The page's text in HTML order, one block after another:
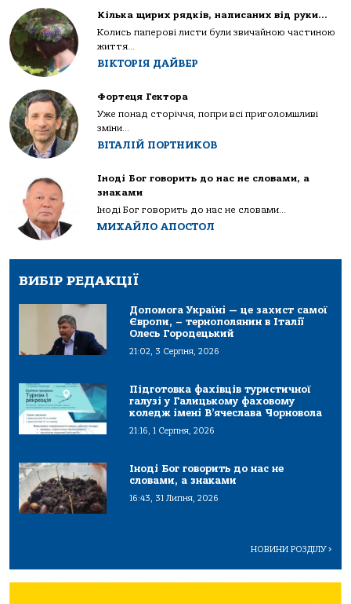
Кілька щирих рядків, написаних від руки…
Колись паперові листи були звичайною частиною
життя...
ВІКТОРІЯ ДАЙВЕР
Фортеця Гектора
Уже понад сторіччя, попри всі приголомшливі
зміни...
ВІТАЛІЙ ПОРТНИКОВ
Іноді Бог говорить до нас не словами, а
знаками
Іноді Бог говорить до нас не словами...
МИХАЙЛО АПОСТОЛ
ВИБІР РЕДАКЦІЇ
Допомога Україні — це захист самої
Європи, – тернополянин в Італії
Олесь Городецький
21:02, 3 Серпня, 2026
Підготовка фахівців туристичної
галузі у Галицькому фаховому
коледж імені В’ячеслава Чорновола
21:16, 1 Серпня, 2026
Іноді Бог говорить до нас не
словами, а знаками
16:43, 31 Липня, 2026
НОВИНИ РОЗДІЛУ>